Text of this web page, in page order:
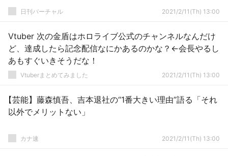
日刊バーチャル 2021/2/11(Th) 13:00
Vtuber 次の金盾はホロライブ公式のチャンネルなんだけ
ど、達成したら記念配信なにかあるのかな？←会長やるし
あもすぐいきそうだな！
Vtuberまとめてみました 2021/2/11(Th) 13:00
【芸能】藤森慎吾、吉本退社の“1番大きい理由”語る「それ
以外でメリットない」
カナ速 2021/2/11(Th) 13:00